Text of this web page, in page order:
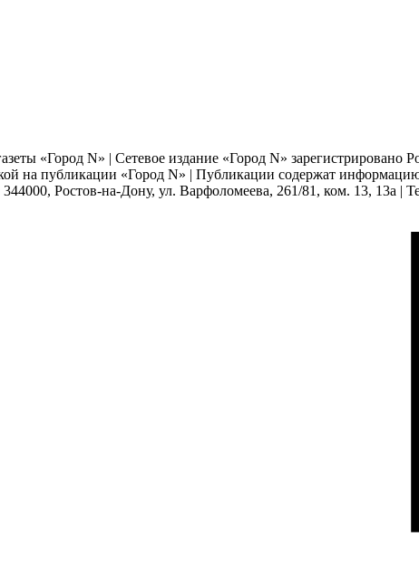
«Город N» | Сетевое издание «Город N» зарегистрировано
на публикации «Город N» | Публикации содержат
Ростов-на-Дону, ул. Варфоломеева, 261/81, ком. 13, 13а |